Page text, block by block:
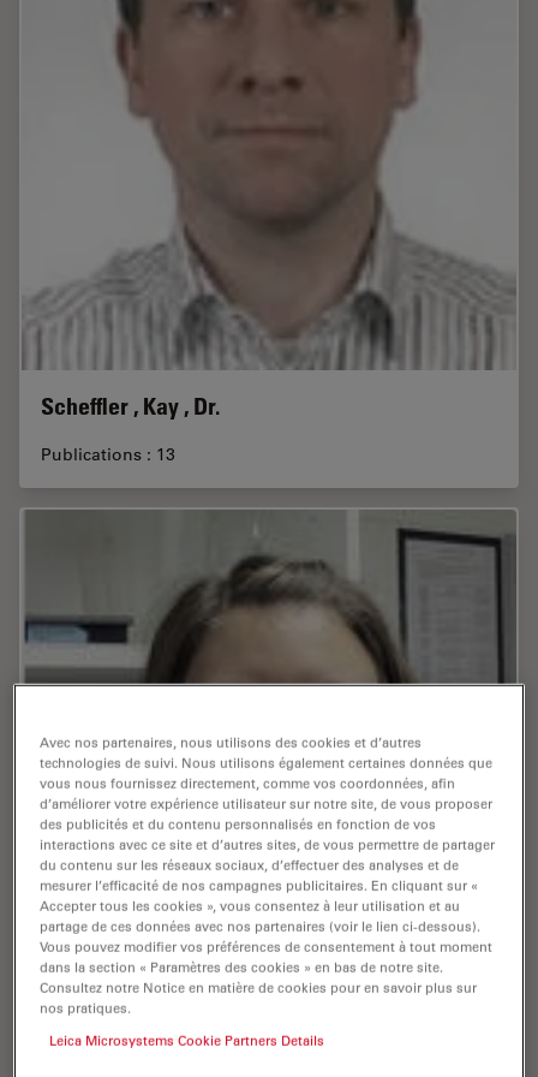
Scheffler , Kay , Dr.
Publications : 13
Avec nos partenaires, nous utilisons des cookies et d’autres
technologies de suivi. Nous utilisons également certaines données que
vous nous fournissez directement, comme vos coordonnées, afin
d’améliorer votre expérience utilisateur sur notre site, de vous proposer
des publicités et du contenu personnalisés en fonction de vos
interactions avec ce site et d’autres sites, de vous permettre de partager
du contenu sur les réseaux sociaux, d’effectuer des analyses et de
mesurer l’efficacité de nos campagnes publicitaires. En cliquant sur «
Accepter tous les cookies », vous consentez à leur utilisation et au
partage de ces données avec nos partenaires (voir le lien ci-dessous).
Vous pouvez modifier vos préférences de consentement à tout moment
dans la section « Paramètres des cookies » en bas de notre site.
Consultez notre Notice en matière de cookies pour en savoir plus sur
nos pratiques.
Leica Microsystems Cookie Partners Details